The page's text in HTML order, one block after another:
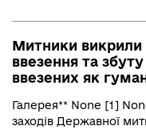
Митники викрили
ввезення та
ввезених як
Галерея** None [1]
заходів Державної